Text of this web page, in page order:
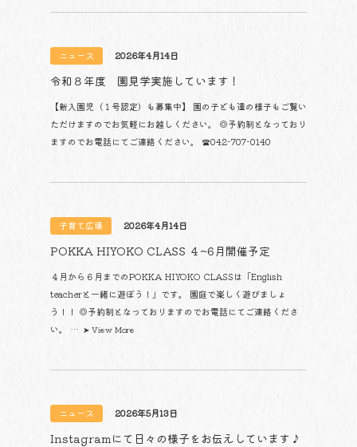
ニュース 2026年4月14日
令和８年度 園見学実施しています！
【新入園児（１号認定）も募集中】 園の子ども達の様子もご覧い
ただけますのでお気軽にお越しください。 ◎予約制となっており
ますのでお電話にてご連絡ください。 ☎042-707-0140
子育て広場 2026年4月14日
POKKA HIYOKO CLASS ４~6月開催予定
４月から６月までのPOKKA HIYOKO CLASSは「English
teacherと一緒に遊ぼう！」です。 園庭で楽しく遊びましょ
う！！ ◎予約制となっておりますのでお電話にてご連絡くださ
い。 … ➤ View More
ニュース 2026年5月13日
Instagramにて日々の様子をお伝えしています♪